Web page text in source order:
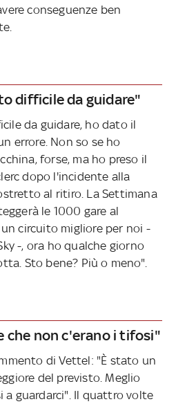
conseguenze ben
difficile da guidare"
da guidare, ho dato il
errore. Non so se ho
forse, ma ho preso il
dopo l'incidente alla
al ritiro. La Settimana
le 1000 gare al
circuito migliore per noi -
-, ora ho qualche giorno
Sto bene? Più o meno".
che non c'erano i tifosi"
di Vettel: "È stato un
del previsto. Meglio
a guardarci". Il quattro volte